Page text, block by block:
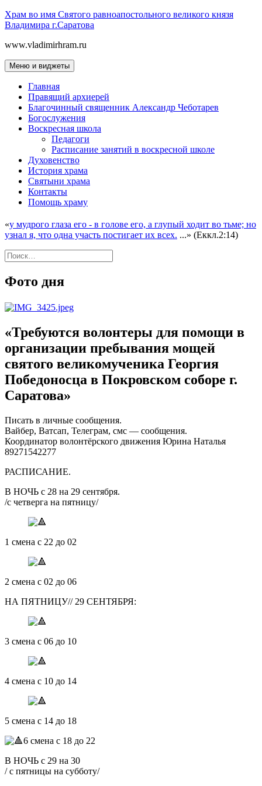
Перейти
к
Храм во имя Святого равноапостольного великого князя
Владимира г.Саратова
www.vladimirhram.ru
Меню и виджеты
Главная
Правящий архиерей
Благочинный священник Александр Чеботарев
Богослужения
Воскресная школа
Педагоги
Расписание занятий в воскресной школе
Духовенство
История храма
Святыни храма
Контакты
Помощь храму
«у мудрого глаза его - в голове его, а глупый ходит во тьме; но
узнал я, что одна участь постигает их всех. ...» (Еккл.2:14)
Найти:
Фото дня
«Требуются волонтеры для помощи в
организации пребывания мощей
святого великомученика Георгия
Победоносца в Покровском соборе г.
Саратова»
Писать в личные сообщения.
Вайбер, Ватсап, Телеграм, смс — сообщения.
Координатор волонтёрского движения Юрина Наталья
89271542277
РАСПИСАНИЕ.
В НОЧЬ с 28 на 29 сентября.
/с четверга на пятницу/
1 смена с 22 до 02
2 смена с 02 до 06
НА ПЯТНИЦУ// 29 СЕНТЯБРЯ:
3 смена с 06 до 10
4 смена с 10 до 14
5 смена с 14 до 18
6 смена с 18 до 22
В НОЧЬ с 29 на 30
/ с пятницы на субботу/